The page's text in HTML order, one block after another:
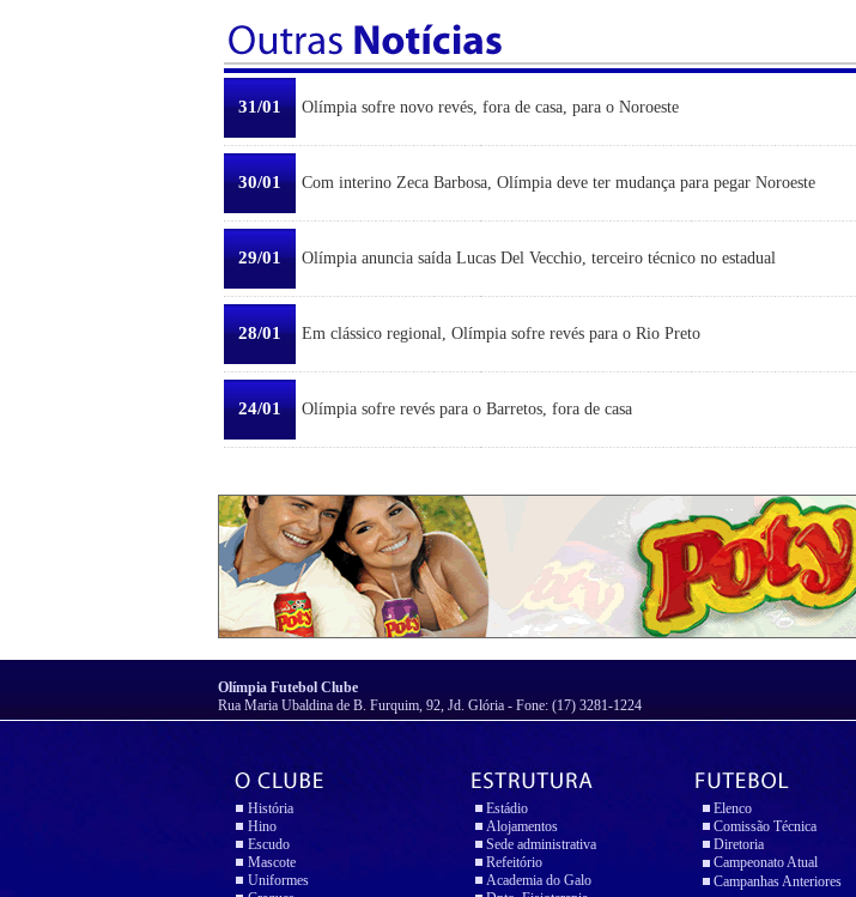
31/01 Olímpia sofre novo revés, fora de casa, para o Noroeste
30/01 Com interino Zeca Barbosa, Olímpia deve ter mudança para pegar Noroeste
29/01 Olímpia anuncia saída Lucas Del Vecchio, terceiro técnico no estadual
28/01 Em clássico regional, Olímpia sofre revés para o Rio Preto
24/01 Olímpia sofre revés para o Barretos, fora de casa
Olímpia Futebol Clube
Rua Maria Ubaldina de B. Furquim, 92, Jd. Glória - Fone: (17) 3281-1224
História
Hino
Escudo
Mascote
Uniformes
Estádio
Alojamentos
Sede administrativa
Refeitório
Academia do Galo
Elenco
Comissão Técnica
Diretoria
Campeonato Atual
Campanhas Anteriores